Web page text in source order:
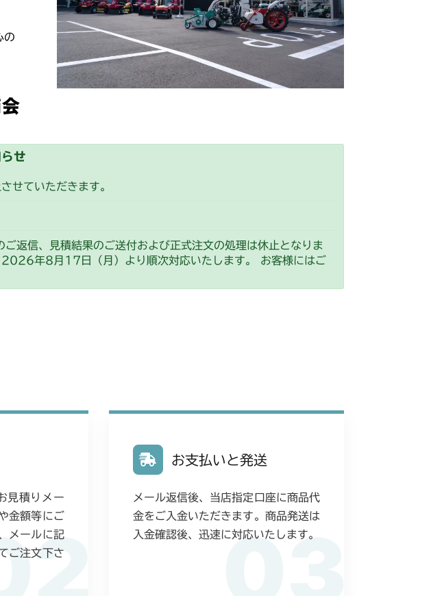
の
せ
せていただきます。
返信、見積結果のご送付および正式注文の処理は休止となりま
2026年8月17日（月）より順次対応いたします。 お客様にはご
見積りメー
金額等にご
メールに記
ご注文下さ
03
お支払いと発送
メール返信後、当店指定口座に商品代
金をご入金いただきます。商品発送は
入金確認後、迅速に対応いたします。